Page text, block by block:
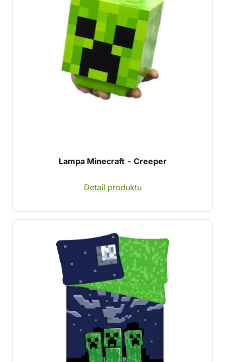
Lampa Minecraft - Creeper
Detail produktu